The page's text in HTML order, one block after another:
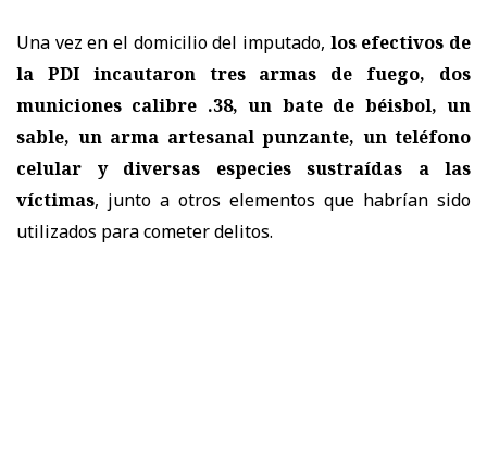
Una vez en el domicilio del imputado, los efectivos de
la PDI incautaron tres armas de fuego, dos
municiones calibre .38, un bate de béisbol, un
sable, un arma artesanal punzante, un teléfono
celular y diversas especies sustraídas a las
víctimas, junto a otros elementos que habrían sido
utilizados para cometer delitos.